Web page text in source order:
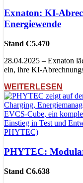
Exnaton: KI-
Energiewende
Stand C5.470
28.04.2025 – Exnaton
ein, ihre KI-
WEITERLESEN
PHYTEC:
Stand C6.638